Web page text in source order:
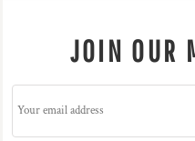
JOIN OUR